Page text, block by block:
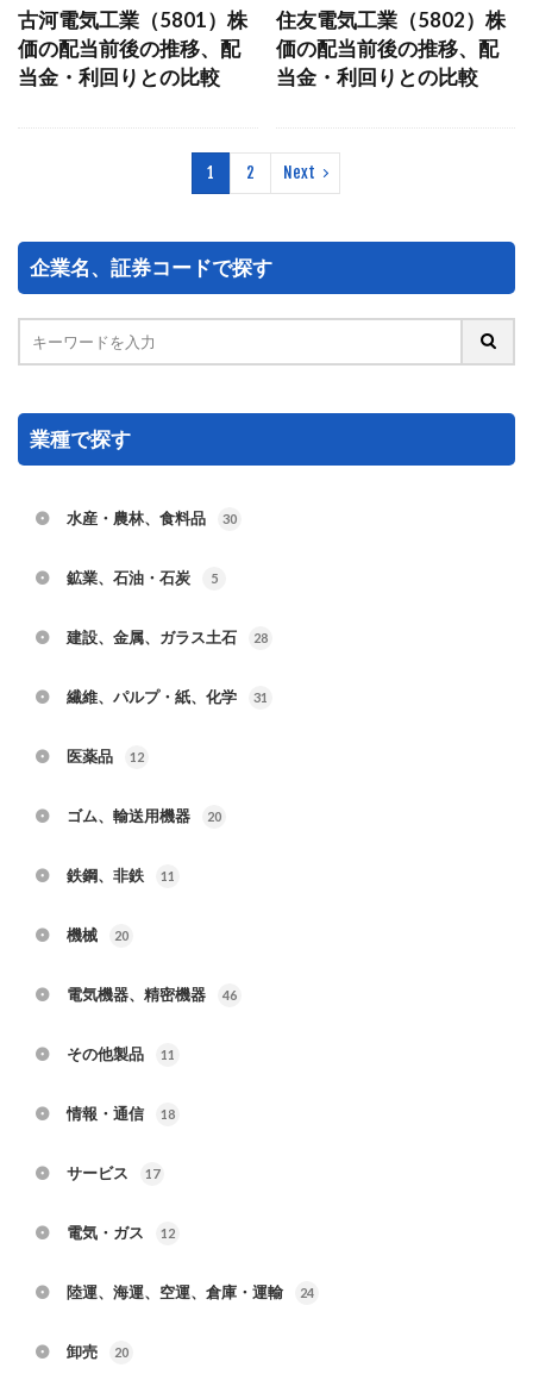
古河電気工業（5801）株
価の配当前後の推移、配
当金・利回りとの比較
住友電気工業（5802）株
価の配当前後の推移、配
当金・利回りとの比較
1 2 Next
企業名、証券コードで探す
業種で探す
水産・農林、食料品 30
鉱業、石油・石炭 5
建設、金属、ガラス土石 28
繊維、パルプ・紙、化学 31
医薬品 12
ゴム、輸送用機器 20
鉄鋼、非鉄 11
機械 20
電気機器、精密機器 46
その他製品 11
情報・通信 18
サービス 17
電気・ガス 12
陸運、海運、空運、倉庫・運輸 24
卸売 20